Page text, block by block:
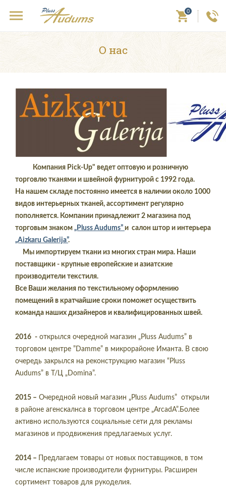
0
О нас
Компания Pick-Up" ведет оптовую и розничную
торговлю тканями и швейной фурнитурой с 1992 года.
На нашем складе постоянно имеется в наличии около 1000
видов интерьерных тканей, ассортимент регулярно
пополняется. Компании принадлежит 2 магазина под
торговым знаком „Pluss Audums” и салон штор и интерьера
„Aizkaru Galerija”.
Мы импортируем ткани из многих стран мира. Наши
поставщики - крупные европейские и азиатские
производители текстиля.
Все Ваши желания по текстильному оформлению
помещений в кратчайшие сроки поможет осуществить
команда наших дизайнеров и квалифицированных швей.
2016 - открылся очередной магазин „Pluss Audums” в
торговом центре ”Damme” в микрорайоне Иманта. В свою
очередь закрылся на реконструкцию магазин “Pluss
Audums” в Т/Ц „Domina”.
2015 – Очередной новый магазин „Pluss Audums” открыли
в районе агенскалнса в торговом центре „ArcadA”.Более
активно используются социальные сети для рекламы
магазинов и продвижения предлагаемых услуг.
2014 –
Предлагаем товары от новых поставщиков, в том
числе испанские производители фурнитуры. Расширен
сортимент товаров для рукоделия.